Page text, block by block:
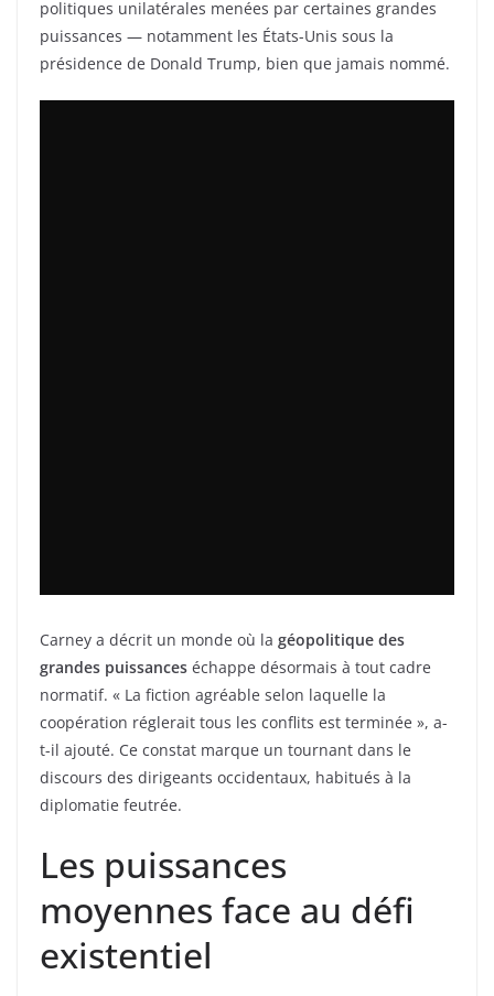
politiques unilatérales menées par certaines grandes
puissances — notamment les États-Unis sous la
présidence de Donald Trump, bien que jamais nommé.
Carney a décrit un monde où la géopolitique des
grandes puissances échappe désormais à tout cadre
normatif. « La fiction agréable selon laquelle la
coopération réglerait tous les conflits est terminée », a-
t-il ajouté. Ce constat marque un tournant dans le
discours des dirigeants occidentaux, habitués à la
diplomatie feutrée.
Les puissances
moyennes face au défi
existentiel